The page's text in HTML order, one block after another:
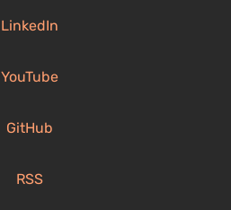
LinkedIn
YouTube
GitHub
RSS